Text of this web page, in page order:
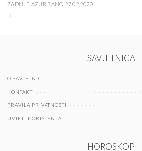
ZADNJE AŽURIRANO 27.02.2020.
SAVJETNICA
O SAVJETNICI
KONTAKT
PRAVILA PRIVATNOSTI
UVJETI KORIŠTENJA
HOROSKOP